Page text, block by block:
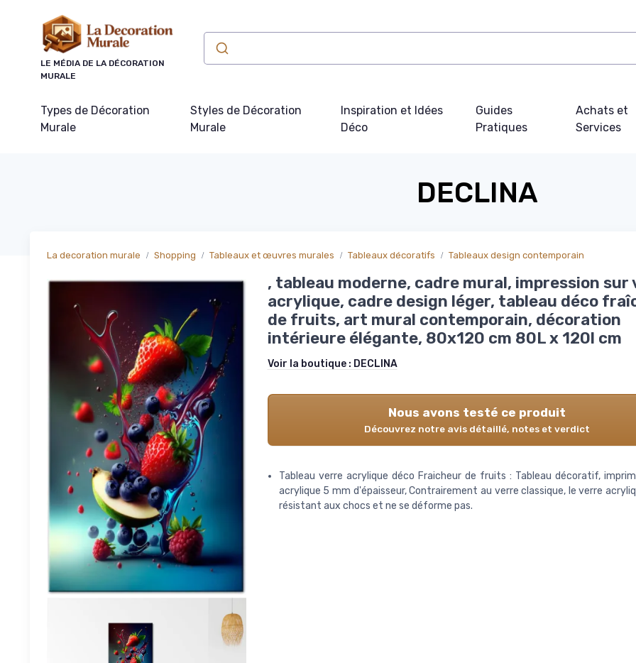
LE MÉDIA DE LA DÉCORATION
MURALE
Types de Décoration
Murale
Styles de Décoration
Murale
Inspiration et Idées
Déco
Guides
Pratiques
Achats et
Services
DECLINA
La decoration murale Shopping Tableaux et œuvres murales Tableaux décoratifs Tableaux design contemporain
, tableau moderne, cadre mural, impression sur
acrylique, cadre design léger, tableau déco
de fruits, art mural contemporain, décoration
intérieure élégante, 80x120 cm 80L x 120l cm
Voir la boutique : DECLINA
Nous avons testé ce produit
Découvrez notre avis détaillé, notes et verdict
Tableau verre acrylique déco Fraicheur de fruits : Tableau décoratif,
acrylique 5 mm d'épaisseur, Contrairement au verre classique, le verre
résistant aux chocs et ne se déforme pas.